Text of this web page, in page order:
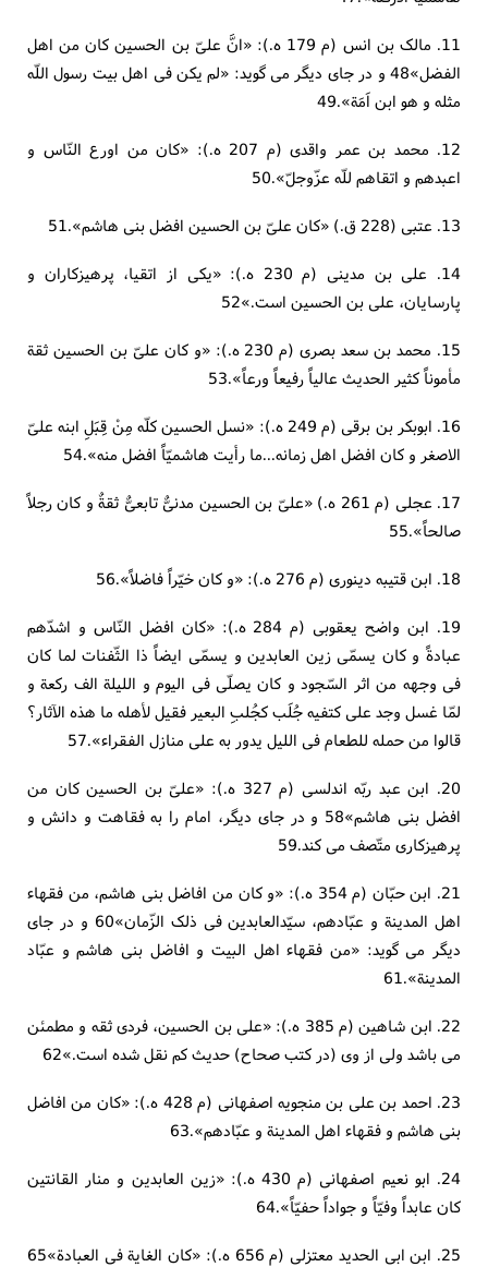
11. مالک بن انس (م 179 ه.): «انَّ علیّ بن الحسین کان من اهل
الفضل»48 و در جای دیگر می گوید: «لم یکن فی اهل بیت رسول اللّه
مثله و هو ابن اَمَة».49
12. محمد بن عمر واقدی (م 207 ه.): «کان من اورع النّاس و
اعبدهم و اتقاهم للّه عزّوجلّ».50
13. عتبی (228 ق.) «کان علیّ بن الحسین افضل بنی هاشم».51
14. علی بن مدینی (م 230 ه.): «یکی از اتقیا، پرهیزکاران و
پارسایان، علی بن الحسین است.»52
15. محمد بن سعد بصری (م 230 ه.): «و کان علیّ بن الحسین ثقة
مأموناً کثیر الحدیث عالیاً رفیعاً ورعاً».53
16. ابوبکر بن برقی (م 249 ه.): «نسل الحسین کلّه مِنْ قِبَلِ ابنه علیّ
الاصغر و کان افضل اهل زمانه...ما رأیت هاشمیّاً افضل منه».54
17. عجلی (م 261 ه.) «علیّ بن الحسین مدنیٌّ تابعیٌّ ثقةٌ و کان رجلاً
صالحاً».55
18. ابن قتیبه دینوری (م 276 ه.): «و کان خیّراً فاضلاً».56
19. ابن واضح یعقوبی (م 284 ه.): «کان افضل النّاس و اشدّهم
عبادةً و کان یسمّی زین العابدین و یسمّی ایضاً ذا الثّفنات لما کان
فی وجهه من اثر السّجود و کان یصلّی فی الیوم و اللیلة الف رکعة و
لمّا غسل وجد علی کتفیه جُلَب کجُلبِ البعیر فقیل لأهله ما هذه الآثار؟
قالوا من حمله للطعام فی اللیل یدور به علی منازل الفقراء».57
20. ابن عبد ربّه اندلسی (م 327 ه.): «علیّ بن الحسین کان من
افضل بنی هاشم»58 و در جای دیگر، امام را به فقاهت و دانش و
پرهیزکاری متّصف می کند.59
21. ابن حبّان (م 354 ه.): «و کان من افاضل بنی هاشم، من فقهاء
اهل المدینة و عبّادهم، سیّدالعابدین فی ذلک الزّمان»60 و در جای
دیگر می گوید: «من فقهاء اهل البیت و افاضل بنی هاشم و عبّاد
المدینة».61
22. ابن شاهین (م 385 ه.): «علی بن الحسین، فردی ثقه و مطمئن
می باشد ولی از وی (در کتب صحاح) حدیث کم نقل شده است.»62
23. احمد بن علی بن منجویه اصفهانی (م 428 ه.): «کان من افاضل
بنی هاشم و فقهاء اهل المدینة و عبّادهم».63
24. ابو نعیم اصفهانی (م 430 ه.): «زین العابدین و منار القانتین
کان عابداً وفیّاً و جواداً حفیّاً».64
25. ابن ابی الحدید معتزلی (م 656 ه.): «کان الغایة فی العبادة»65